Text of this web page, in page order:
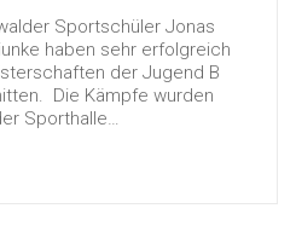
Sportschüler Jonas
haben sehr erfolgreich
der Jugend B
Die Kämpfe wurden
Sporthalle…